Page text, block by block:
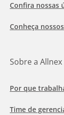
Confira nossas
Conheça
Sobre a Allnex
Por que
Time de